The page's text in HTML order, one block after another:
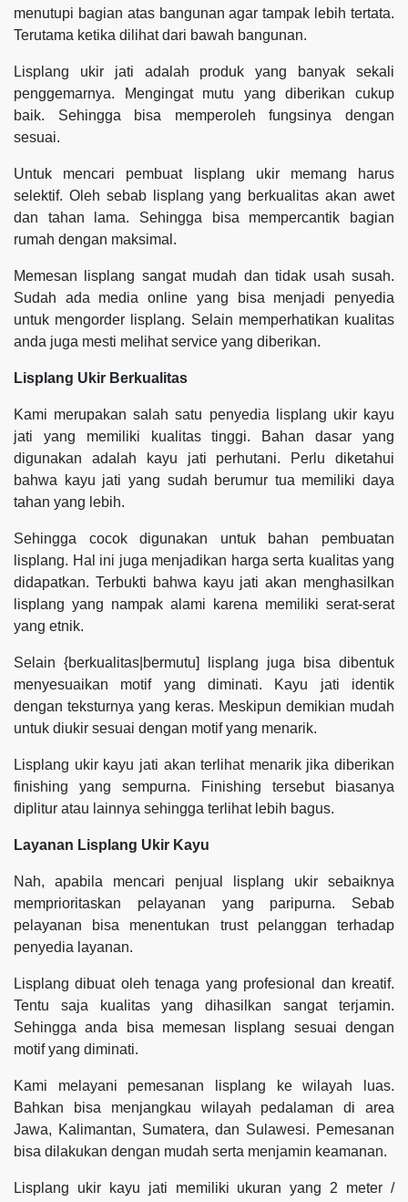
menutupi bagian atas bangunan agar tampak lebih tertata.
Terutama ketika dilihat dari bawah bangunan.
Lisplang ukir jati adalah produk yang banyak sekali
penggemarnya. Mengingat mutu yang diberikan cukup
baik. Sehingga bisa memperoleh fungsinya dengan
sesuai.
Untuk mencari pembuat lisplang ukir memang harus
selektif. Oleh sebab lisplang yang berkualitas akan awet
dan tahan lama. Sehingga bisa mempercantik bagian
rumah dengan maksimal.
Memesan lisplang sangat mudah dan tidak usah susah.
Sudah ada media online yang bisa menjadi penyedia
untuk mengorder lisplang. Selain memperhatikan kualitas
anda juga mesti melihat service yang diberikan.
Lisplang Ukir Berkualitas
Kami merupakan salah satu penyedia lisplang ukir kayu
jati yang memiliki kualitas tinggi. Bahan dasar yang
digunakan adalah kayu jati perhutani. Perlu diketahui
bahwa kayu jati yang sudah berumur tua memiliki daya
tahan yang lebih.
Sehingga cocok digunakan untuk bahan pembuatan
lisplang. Hal ini juga menjadikan harga serta kualitas yang
didapatkan. Terbukti bahwa kayu jati akan menghasilkan
lisplang yang nampak alami karena memiliki serat-serat
yang etnik.
Selain {berkualitas|bermutu] lisplang juga bisa dibentuk
menyesuaikan motif yang diminati. Kayu jati identik
dengan teksturnya yang keras. Meskipun demikian mudah
untuk diukir sesuai dengan motif yang menarik.
Lisplang ukir kayu jati akan terlihat menarik jika diberikan
finishing yang sempurna. Finishing tersebut biasanya
diplitur atau lainnya sehingga terlihat lebih bagus.
Layanan Lisplang Ukir Kayu
Nah, apabila mencari penjual lisplang ukir sebaiknya
memprioritaskan pelayanan yang paripurna. Sebab
pelayanan bisa menentukan trust pelanggan terhadap
penyedia layanan.
Lisplang dibuat oleh tenaga yang profesional dan kreatif.
Tentu saja kualitas yang dihasilkan sangat terjamin.
Sehingga anda bisa memesan lisplang sesuai dengan
motif yang diminati.
Kami melayani pemesanan lisplang ke wilayah luas.
Bahkan bisa menjangkau wilayah pedalaman di area
Jawa, Kalimantan, Sumatera, dan Sulawesi. Pemesanan
bisa dilakukan dengan mudah serta menjamin keamanan.
Lisplang ukir kayu jati memiliki ukuran yang 2 meter /